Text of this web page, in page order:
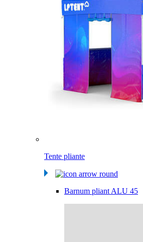
Tente pliante
Barnum pliant ALU 45